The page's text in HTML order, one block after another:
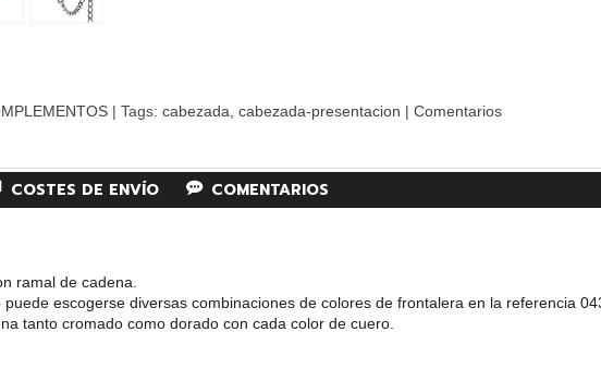
| Tags: cabezada cabezada-presentacion | Comentarios
COSTES DE ENVÍO COMENTARIOS
ramal de cadena.
escogerse diversas combinaciones de colores de frontalera en la referencia
tanto cromado como dorado con cada color de cuero.